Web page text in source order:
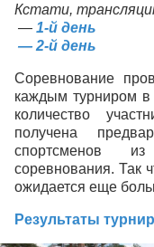
Кстати,
— 1-й день
— 2-й день
Соревнование
каждым турниром в
количество
получена
спортсменов
соревнования. Так
ожидается еще
Результаты